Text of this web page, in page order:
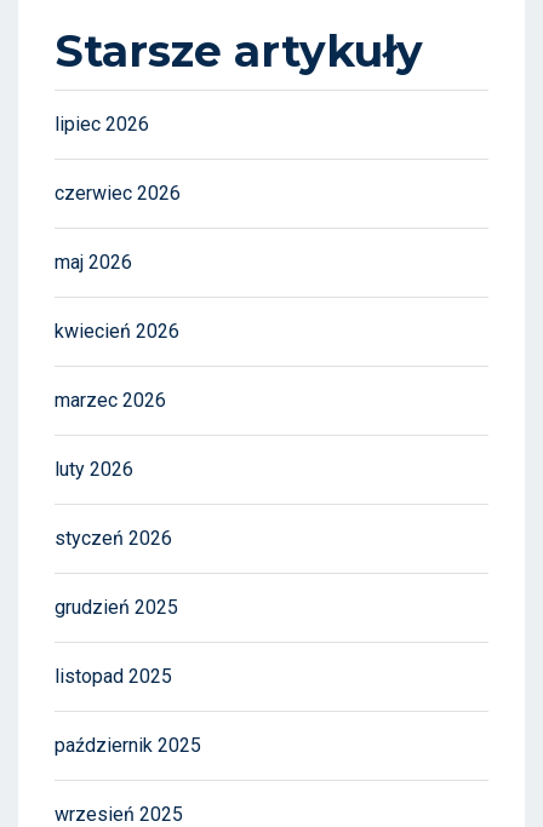
Starsze artykuły
lipiec 2026
czerwiec 2026
maj 2026
kwiecień 2026
marzec 2026
luty 2026
styczeń 2026
grudzień 2025
listopad 2025
październik 2025
wrzesień 2025